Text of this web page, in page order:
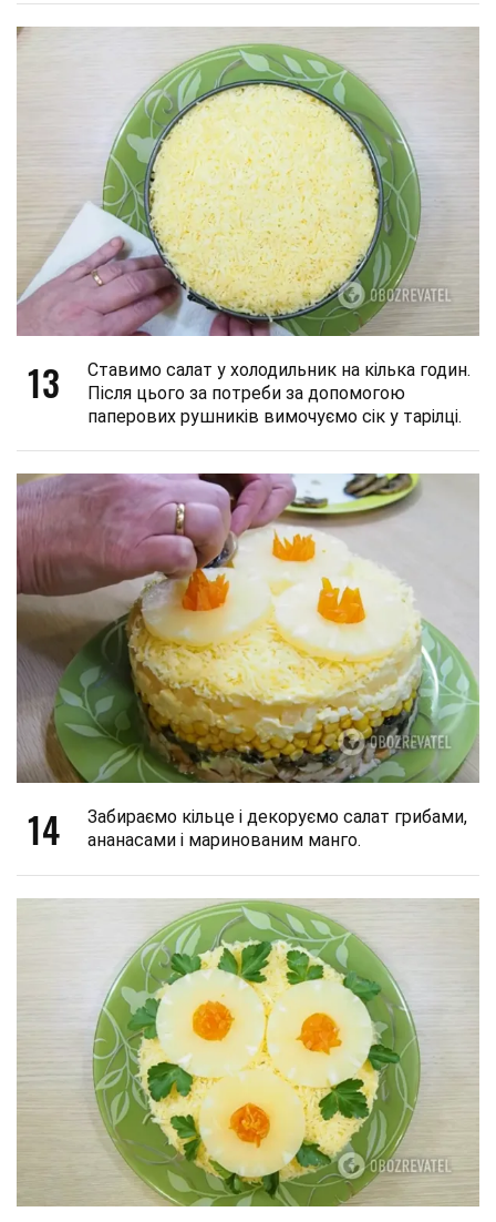
13
Ставимо салат у холодильник на кілька годин.
Після цього за потреби за допомогою
паперових рушників вимочуємо сік у тарілці.
14
Забираємо кільце і декоруємо салат грибами,
ананасами і маринованим манго.